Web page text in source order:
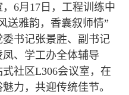
6月17日，工程训练中
送雅韵，香囊叙师情”
书记张景胜、副书记
、学工办全体辅导
社区L306会议室，在
力，共迎传统佳节。